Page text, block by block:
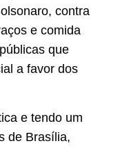
contra
e comida
que
a favor dos
e tendo um
de Brasília,